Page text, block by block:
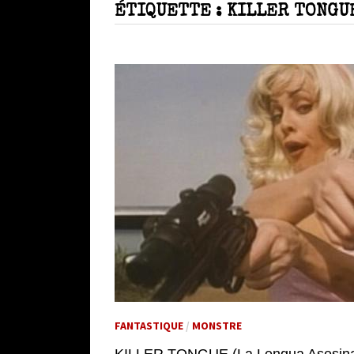
ÉTIQUETTE : KILLER
FANTASTIQUE / MONSTRE